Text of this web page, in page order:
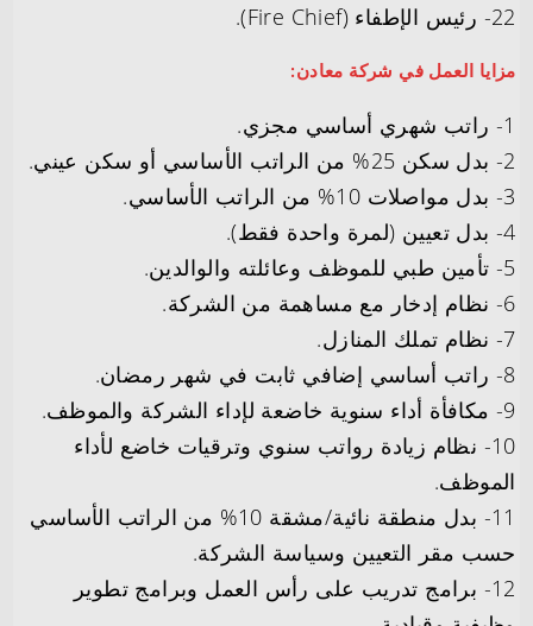
22- رئيس الإطفاء (Fire Chief).
مزايا العمل في شركة معادن:
1- راتب شهري أساسي مجزي.
2- بدل سكن 25% من الراتب الأساسي أو سكن عيني.
3- بدل مواصلات 10% من الراتب الأساسي.
4- بدل تعيين (لمرة واحدة فقط).
5- تأمين طبي للموظف وعائلته والوالدين.
6- نظام إدخار مع مساهمة من الشركة.
7- نظام تملك المنازل.
8- راتب أساسي إضافي ثابت في شهر رمضان.
9- مكافأة أداء سنوية خاضعة لإداء الشركة والموظف.
10- نظام زيادة رواتب سنوي وترقيات خاضع لأداء
الموظف.
11- بدل منطقة نائية/مشقة 10% من الراتب الأساسي
حسب مقر التعيين وسياسة الشركة.
12- برامج تدريب على رأس العمل وبرامج تطوير